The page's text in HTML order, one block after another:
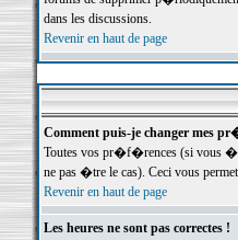
dans les discussions.
Revenir en haut de page
Comment puis-je changer mes
Toutes vos pr�f�rences (si vous
ne pas �tre le cas). Ceci vous
Revenir en haut de page
Les heures ne sont pas correctes !